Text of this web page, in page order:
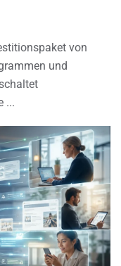
von
und